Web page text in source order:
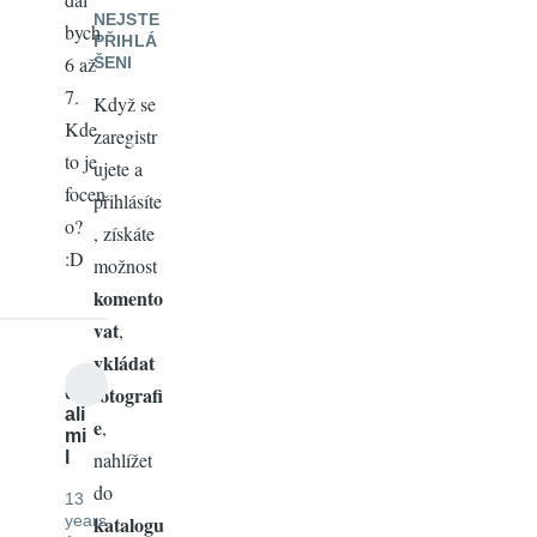
bych
6 až
7.
Kde
to je
focen
o?
:D
d
ali
mi
13
years
NEJSTE
PŘIHLÁ
ŠENI
Když se
zaregistr
ujete a
přihlásíte
, získáte
možnost
komento
vat,
vkládat
fotografi
e,
nahlížet
do
katalogu